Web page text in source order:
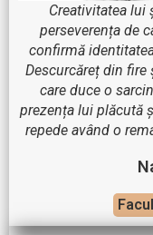
Creativitatea lui
perseverența de
confirmă
Descurcăreț din fire
care duce o
prezența lui plăcută
repede având o